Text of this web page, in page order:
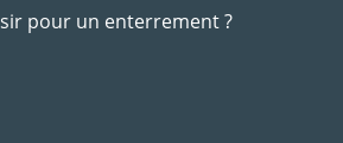
pour un enterrement ?